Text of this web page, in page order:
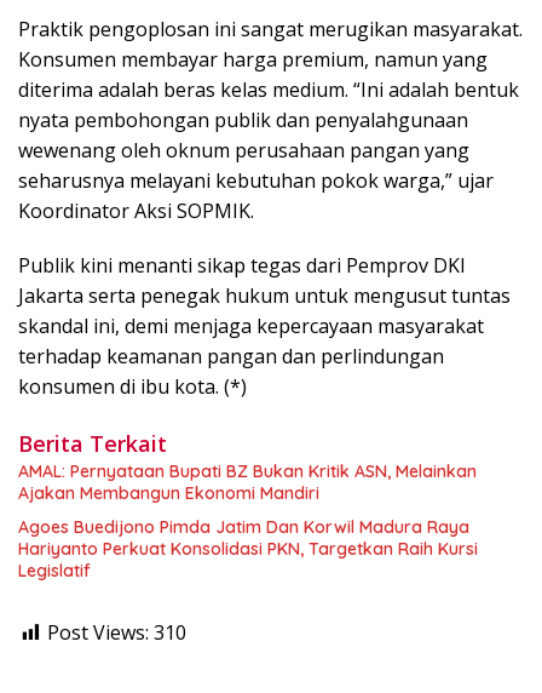
Praktik pengoplosan ini sangat merugikan masyarakat.
Konsumen membayar harga premium, namun yang
diterima adalah beras kelas medium. “Ini adalah bentuk
nyata pembohongan publik dan penyalahgunaan
wewenang oleh oknum perusahaan pangan yang
seharusnya melayani kebutuhan pokok warga,” ujar
Koordinator Aksi SOPMIK.
Publik kini menanti sikap tegas dari Pemprov DKI
Jakarta serta penegak hukum untuk mengusut tuntas
skandal ini, demi menjaga kepercayaan masyarakat
terhadap keamanan pangan dan perlindungan
konsumen di ibu kota. (*)
Berita Terkait
AMAL: Pernyataan Bupati BZ Bukan Kritik ASN, Melainkan
Ajakan Membangun Ekonomi Mandiri
Agoes Buedijono Pimda Jatim Dan Korwil Madura Raya
Hariyanto Perkuat Konsolidasi PKN, Targetkan Raih Kursi
Legislatif
Post Views: 310